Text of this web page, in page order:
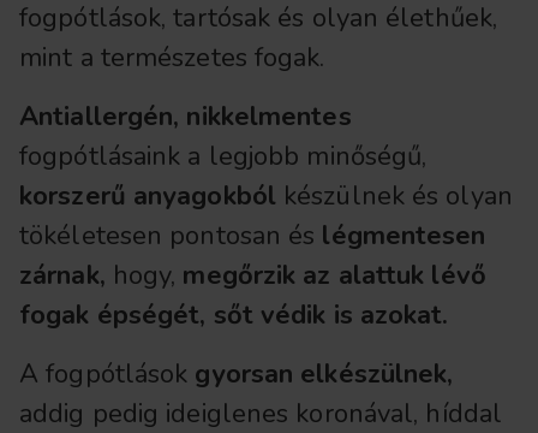
fogpótlások, tartósak és olyan élethűek,
mint a természetes fogak.
Antiallergén, nikkelmentes
fogpótlásaink a legjobb minőségű,
korszerű anyagokbólkészülnek és olyan
tökéletesen pontosan és légmentesen
zárnak, hogy, megőrzik az alattuk lévő
fogak épségét, sőt védik is azokat.
A fogpótlások gyorsan elkészülnek,
addig pedig ideiglenes koronával, híddal